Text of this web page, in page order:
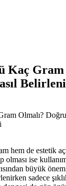
Kaç Gram
hem de estetik
olması ise
büyük
sadece